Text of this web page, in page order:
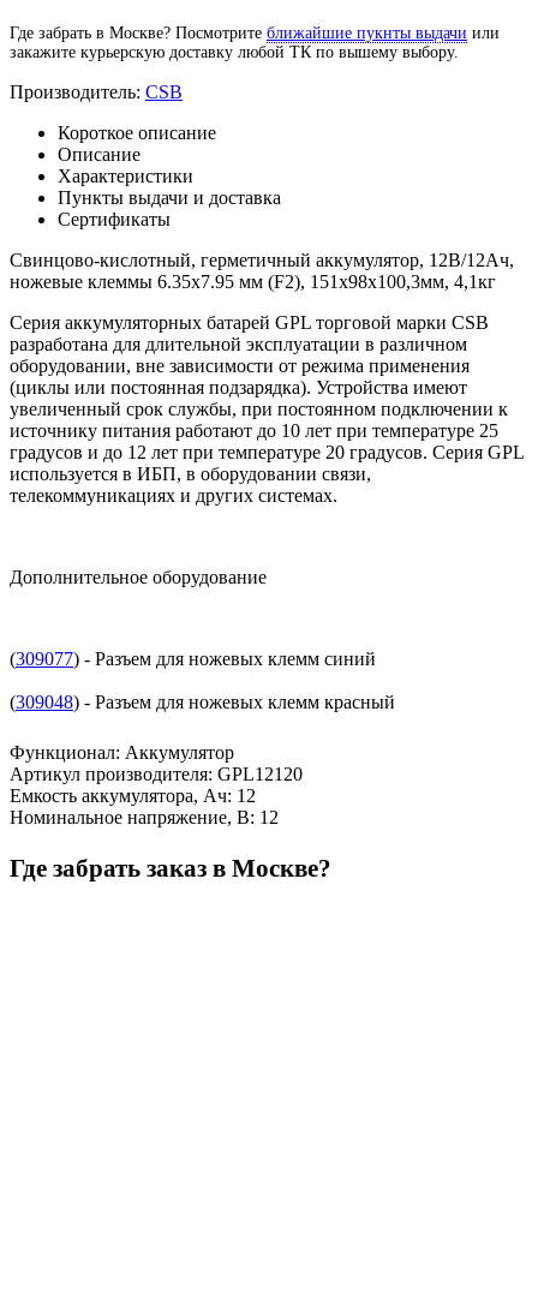
Где забрать в Москве? Посмотрите ближайшие пукнты выдачи или
закажите курьерскую доставку любой ТК по вышему выбору.
Производитель: CSB
Короткое описание
Описание
Характеристики
Пункты выдачи и доставка
Сертификаты
Свинцово-кислотный, герметичный аккумулятор, 12В/12Ач,
ножевые клеммы 6.35х7.95 мм (F2), 151х98х100,3мм, 4,1кг
Серия аккумуляторных батарей GPL торговой марки CSB
разработана для длительной эксплуатации в различном
оборудовании, вне зависимости от режима применения
(циклы или постоянная подзарядка). Устройства имеют
увеличенный срок службы, при постоянном подключении к
источнику питания работают до 10 лет при температуре 25
градусов и до 12 лет при температуре 20 градусов. Серия GPL
используется в ИБП, в оборудовании связи,
телекоммуникациях и других системах.
Дополнительное оборудование
(309077) - Разъем для ножевых клемм синий
(309048) - Разъем для ножевых клемм красный
Функционал: Аккумулятор
Артикул производителя: GPL12120
Емкость аккумулятора, Ач: 12
Номинальное напряжение, В: 12
Где забрать заказ в Москве?